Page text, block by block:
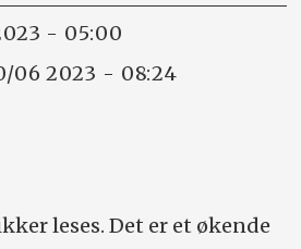
- 05:00
06 2023 - 08:24
leses. Det er et økende